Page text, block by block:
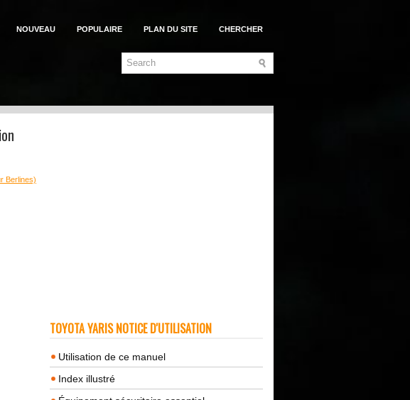
NOUVEAU POPULAIRE PLAN DU SITE CHERCHER
Berlines)
TOYOTA YARIS NOTICE D'UTILISATION
Utilisation de ce manuel
Index illustré